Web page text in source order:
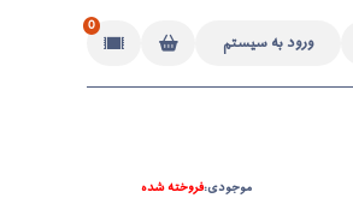
ورود به سیستم
0
موجودی:فروخته شده